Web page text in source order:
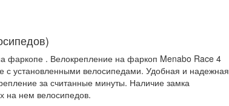
фаркопе . Велокрепление на фаркоп Menabo Race 4
с установленными велосипедами. Удобная и надежная
за считанные минуты. Наличие замка
на нем велосипедов.